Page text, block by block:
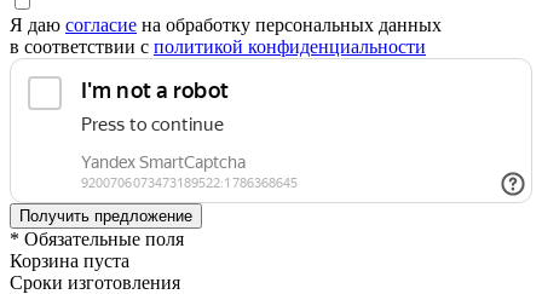
Я даю согласие на обработку персональных данных
в соответствии с политикой конфиденциальности
* Обязательные поля
Корзина пуста
Сроки изготовления